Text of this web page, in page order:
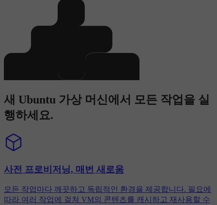
새 Ubuntu 가상 머신에서 모든 작업을 실
행하세요.
사전 프로비저닝, 매번 새로움
모든 작업마다 깨끗하고 독립적인 환경을 제공합니다. 필요에
따라 여러 작업에 걸쳐 VM의 콘텐츠를 캐시하고 재사용할 수